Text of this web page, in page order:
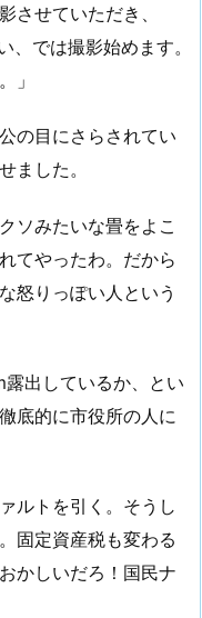
させていただき、
では撮影始めます。
」
の目にさらされてい
ました。
ソみたいな畳をよこ
てやったわ。だから
怒りっぽい人という
出しているか、とい
底的に市役所の人に
ルトを引く。そうし
固定資産税も変わる
かしいだろ！国民ナ